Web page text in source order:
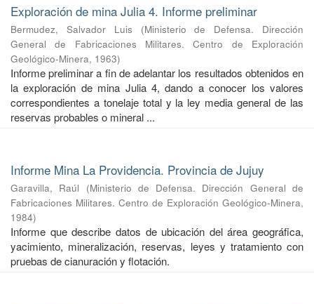
Exploración de mina Julia 4. Informe preliminar
Bermudez, Salvador Luis (Ministerio de Defensa. Dirección
General de Fabricaciones Militares. Centro de Exploración
Geológico-Minera, 1963)
Informe preliminar a fin de adelantar los resultados obtenidos en
la exploración de mina Julia 4, dando a conocer los valores
correspondientes a tonelaje total y la ley media general de las
reservas probables o mineral ...
Informe Mina La Providencia. Provincia de Jujuy
Garavilla, Raúl (Ministerio de Defensa. Dirección General de
Fabricaciones Militares. Centro de Exploración Geológico-Minera,
1984)
Informe que describe datos de ubicación del área geográfica,
yacimiento, mineralización, reservas, leyes y tratamiento con
pruebas de cianuración y flotación.